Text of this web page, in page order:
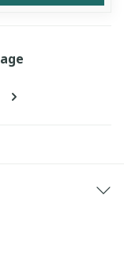
la page